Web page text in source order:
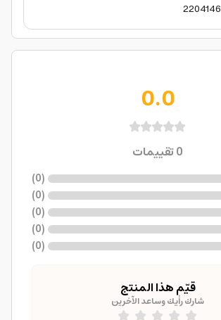
2204146
0.0
0تقييمات
(
0
)
(
0
)
(
0
)
(
0
)
(
0
)
قيّم هذا المنتج
شارك رأيك وساعد الآخرين